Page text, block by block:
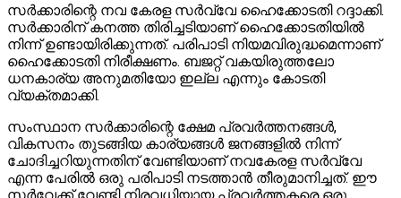
സർക്കാരിന്റെ നവ കേരള സർവ്വേ ഹൈക്കോടതി റദ്ദാക്കി.
സർക്കാരിന് കനത്ത തിരിച്ചടിയാണ് ഹൈക്കോടതിയിൽ
നിന്ന് ഉണ്ടായിരിക്കുന്നത്. പരിപാടി നിയമവിരുദ്ധമെന്നാണ്
ഹൈക്കോടതി നിരീക്ഷണം. ബജറ്റ് വകയിരുത്തലോ
ധനകാര്യ അനുമതിയോ ഇല്ല എന്നും കോടതി
വ്യക്തമാക്കി.
സംസ്ഥാന സർക്കാരിന്റെ ക്ഷേമ പ്രവർത്തനങ്ങൾ,
വികസനം തുടങ്ങിയ കാര്യങ്ങൾ ജനങ്ങളിൽ നിന്ന്
ചോദിച്ചറിയുന്നതിന് വേണ്ടിയാണ് നവകേരള സർവ്വേ
എന്ന പേരിൽ ഒരു പരിപാടി നടത്താൻ തീരുമാനിച്ചത്. ഈ